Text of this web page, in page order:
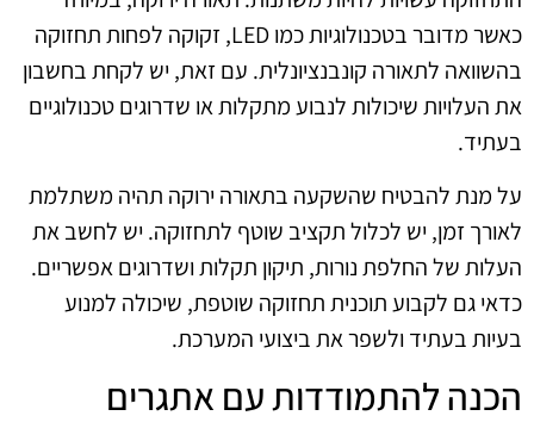
כאשר מדובר בטכנולוגיות כמו LED, זקוקה לפחות תחזוקה
בהשוואה לתאורה קונבנציונלית. עם זאת, יש לקחת בחשבון
את העלויות שיכולות לנבוע מתקלות או שדרוגים טכנולוגיים
בעתיד.
על מנת להבטיח שהשקעה בתאורה ירוקה תהיה משתלמת
לאורך זמן, יש לכלול תקציב שוטף לתחזוקה. יש לחשב את
העלות של החלפת נורות, תיקון תקלות ושדרוגים אפשריים.
כדאי גם לקבוע תוכנית תחזוקה שוטפת, שיכולה למנוע
בעיות בעתיד ולשפר את ביצועי המערכת.
הכנה להתמודדות עם אתגרים